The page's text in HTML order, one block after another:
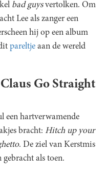
bad guysvertolken. Om
Lee als zanger een
hij op een album
pareltje aan de wereld
Go Straight
een hartverwamende
bracht: Hitch up your
. De ziel van Kerstmis
als toen.